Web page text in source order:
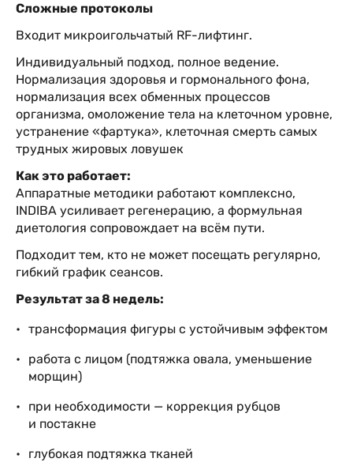
Сложные протоколы
Входит микроигольчатый RF-лифтинг.
Индивидуальный подход, полное ведение.
Нормализация здоровья и гормонального фона,
нормализация всех обменных процессов
организма, омоложение тела на клеточном уровне,
устранение «фартука», клеточная смерть самых
трудных жировых ловушек
Как это работает:
Аппаратные методики работают комплексно,
INDIBA усиливает регенерацию, а формульная
диетология сопровождает на всём пути.
Подходит тем, кто не может посещать регулярно,
гибкий график сеансов.
Результат за 8 недель:
трансформация фигуры с устойчивым эффектом
работа с лицом (подтяжка овала, уменьшение
морщин)
при необходимости — коррекция рубцов
и постакне
глубокая подтяжка тканей